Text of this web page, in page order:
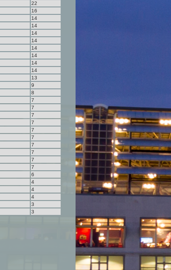
22
16
14
14
14
14
14
14
14
14
13
9
8
7
7
7
7
7
7
7
7
7
7
6
4
4
4
3
3